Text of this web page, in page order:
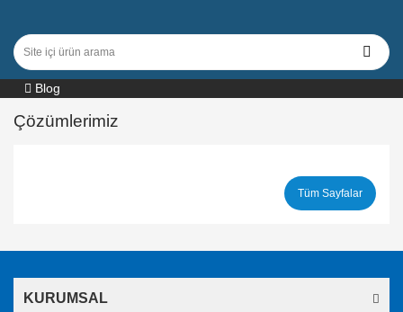
Blog
Çözümlerimiz
Tüm Sayfalar
KURUMSAL